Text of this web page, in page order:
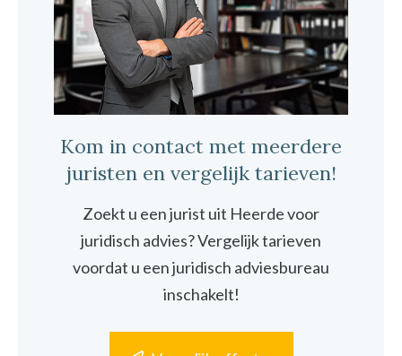
Kom in contact met meerdere
juristen en vergelijk tarieven!
Zoekt u een jurist uit Heerde voor
juridisch advies? Vergelijk tarieven
voordat u een juridisch adviesbureau
inschakelt!